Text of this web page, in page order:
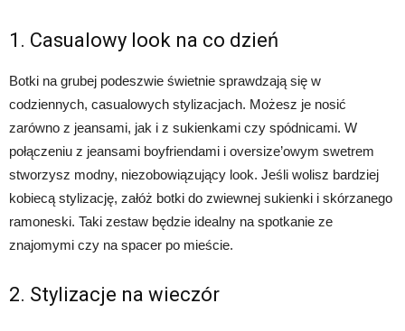
1. Casualowy look na co dzień
Botki na grubej podeszwie świetnie sprawdzają się w
codziennych, casualowych stylizacjach. Możesz je nosić
zarówno z jeansami, jak i z sukienkami czy spódnicami. W
połączeniu z jeansami boyfriendami i oversize’owym swetrem
stworzysz modny, niezobowiązujący look. Jeśli wolisz bardziej
kobiecą stylizację, załóż botki do zwiewnej sukienki i skórzanego
ramoneski. Taki zestaw będzie idealny na spotkanie ze
znajomymi czy na spacer po mieście.
2. Stylizacje na wieczór